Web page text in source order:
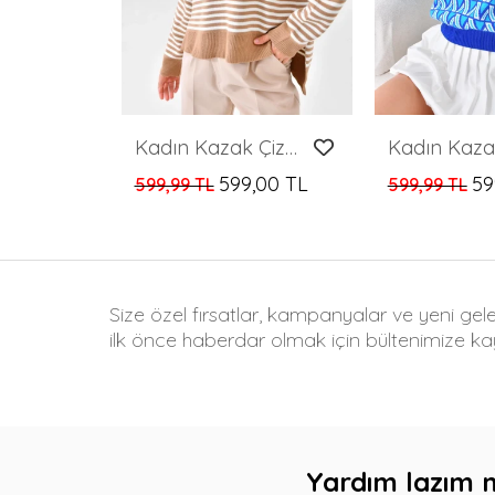
Kadın Kazak Çizgili Yuvarlak Yaka Kazak Camel - 224520
599,99 TL 599,00 TL 599,99 TL
Size özel fırsatlar, kampanyalar ve yeni
ilk önce haberdar olmak için bültenimize
Yardım lazım